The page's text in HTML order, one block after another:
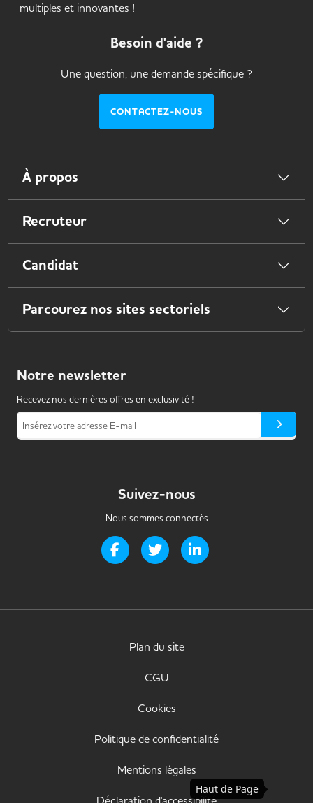
multiples et innovantes !
Besoin d'aide ?
Une question, une demande spécifique ?
CONTACTEZ-NOUS
À propos
Recruteur
Candidat
Parcourez nos sites sectoriels
Notre newsletter
Recevez nos dernières offres en exclusivité !
Insérez votre adresse E-mail
Suivez-nous
Nous sommes connectés
Page Facebook de Handi-it
Page Twitter de Handi-it
Plan du site
CGU
Cookies
Politique de confidentialité
Mentions légales
Haut de Page